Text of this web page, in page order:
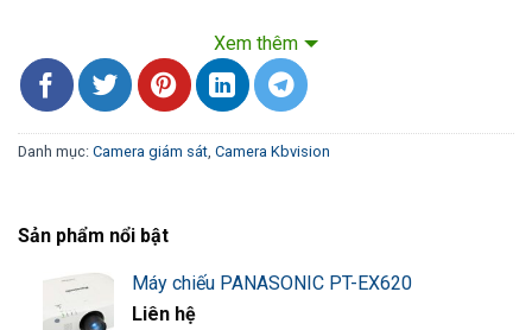
• Hỗ trợ còi hú và đèn chớp báo động
• Hỗ trợ khe cắm thẻ nhớ 512GB
• Chuẩn chống nước IP66, lắp đặt ngoài trời
• Điện áp DC12V (không hỗ trợ PoE)
Xem thêm
Danh mục: Camera giám sát Camera Kbvision
Sản phẩm nổi bật
Máy chiếu PANASONIC PT-EX620
Liên hệ